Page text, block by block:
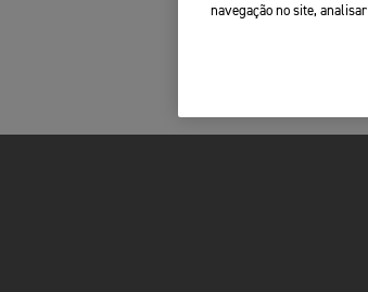
navegação no site,